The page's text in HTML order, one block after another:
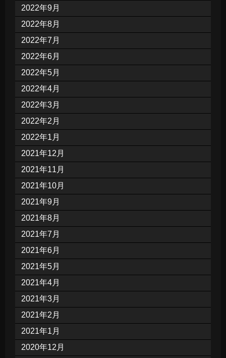
2022年9月
2022年8月
2022年7月
2022年6月
2022年5月
2022年4月
2022年3月
2022年2月
2022年1月
2021年12月
2021年11月
2021年10月
2021年9月
2021年8月
2021年7月
2021年6月
2021年5月
2021年4月
2021年3月
2021年2月
2021年1月
2020年12月